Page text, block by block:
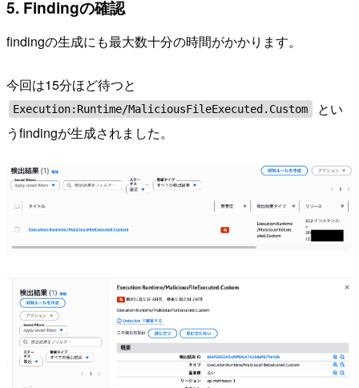
5. Findingの確認
findingの生成にも最大数十分の時間がかかります。
今回は15分ほど待つと
Execution:Runtime/MaliciousFileExecuted.Custom
とい
うfindingが生成されました。